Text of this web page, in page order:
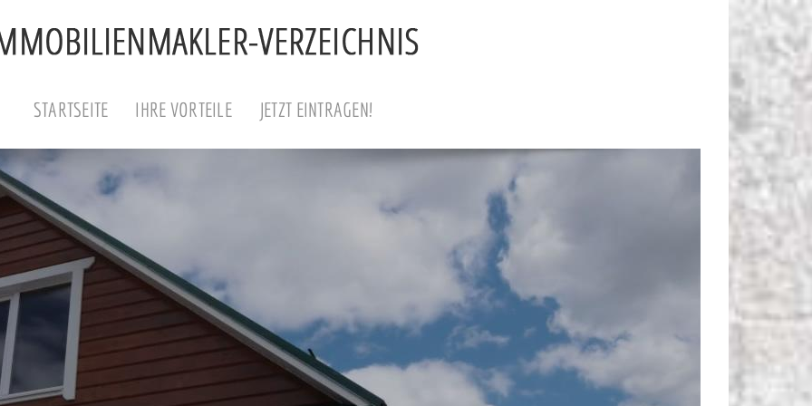
STARTSEITE IHRE VORTEILE JETZT EINTRAGEN!